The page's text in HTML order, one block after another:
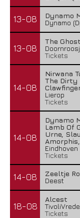
13-08
Dynamo
Dynamo
13-08
The
Tickets
14-08
Nirwana
The Dirty
Lierop
Tickets
14-08
Dynamo
Lamb Of
Urne,
Eindhoven
Tickets
14-08
Zeeltje
Deest
18-08
Alcest
Tickets